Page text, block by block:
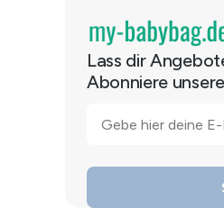
Lass dir
Abonniere